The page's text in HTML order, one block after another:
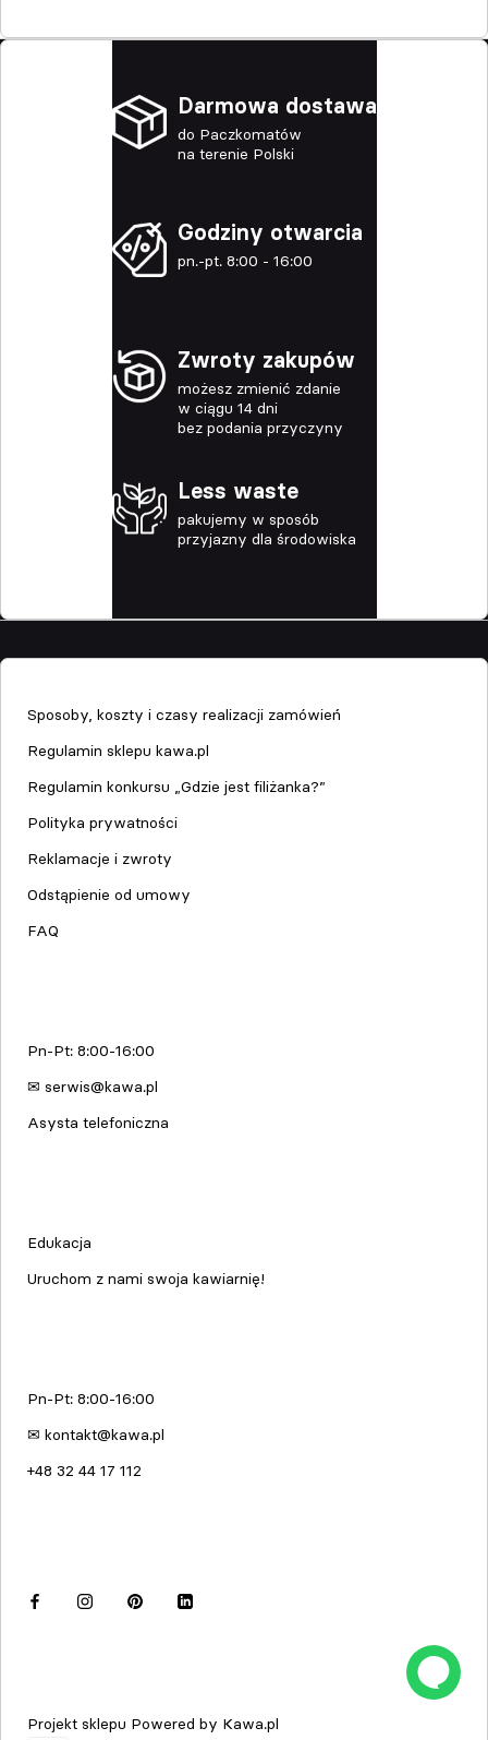
Darmowa dostawa
do Paczkomatów
na terenie Polski
Godziny otwarcia
pn.-pt. 8:00 - 16:00
Zwroty zakupów
możesz zmienić zdanie
w ciągu 14 dni
bez podania przyczyny
Less waste
pakujemy w sposób
przyjazny dla środowiska
Sposoby, koszty i czasy realizacji zamówień
Regulamin sklepu kawa.pl
Regulamin konkursu „Gdzie jest filiżanka?”
Polityka prywatności
Reklamacje i zwroty
Odstąpienie od umowy
FAQ
Pn-Pt: 8:00-16:00
✉ serwis@kawa.pl
Asysta telefoniczna
Edukacja
Uruchom z nami swoja kawiarnię!
Pn-Pt: 8:00-16:00
✉ kontakt@kawa.pl
+48 32 44 17 112
Projekt sklepu Powered by Kawa.pl